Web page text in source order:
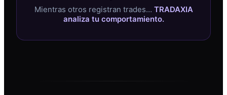
Mientras otros registran trades… TRADAXIA
analiza tu comportamiento.